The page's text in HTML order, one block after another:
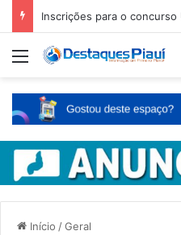
Menu
Início /Geral